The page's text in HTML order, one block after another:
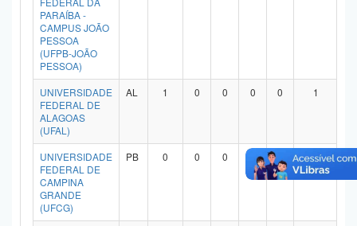
PARAÍBA -
CAMPUS JOÃO
PESSOA
(UFPB-JOÃO
PESSOA)
UNIVERSIDADE
FEDERAL DE
ALAGOAS
(UFAL)
AL 1 0 0 0 0 1
UNIVERSIDADE
FEDERAL DE
CAMPINA
GRANDE
(UFCG)
PB 0 0 0 0 0